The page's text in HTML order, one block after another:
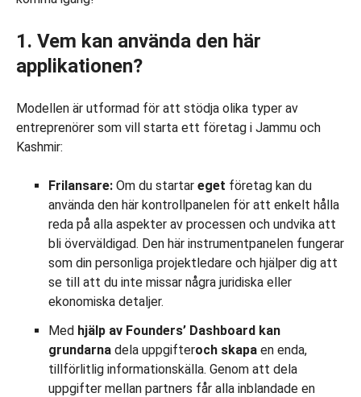
1. Vem kan använda den här
applikationen?
Modellen är utformad för att stödja olika typer av
entreprenörer som vill starta ett företag i Jammu och
Kashmir:
Frilansare: Om du startar eget företag kan du
använda den här kontrollpanelen för att enkelt hålla
reda på alla aspekter av processen och undvika att
bli överväldigad. Den här instrumentpanelen fungerar
som din personliga projektledare och hjälper dig att
se till att du inte missar några juridiska eller
ekonomiska detaljer.
Med hjälp av Founders’ Dashboard kan
grundarna dela uppgifteroch skapa en enda,
tillförlitlig informationskälla. Genom att dela
uppgifter mellan partners får alla inblandade en